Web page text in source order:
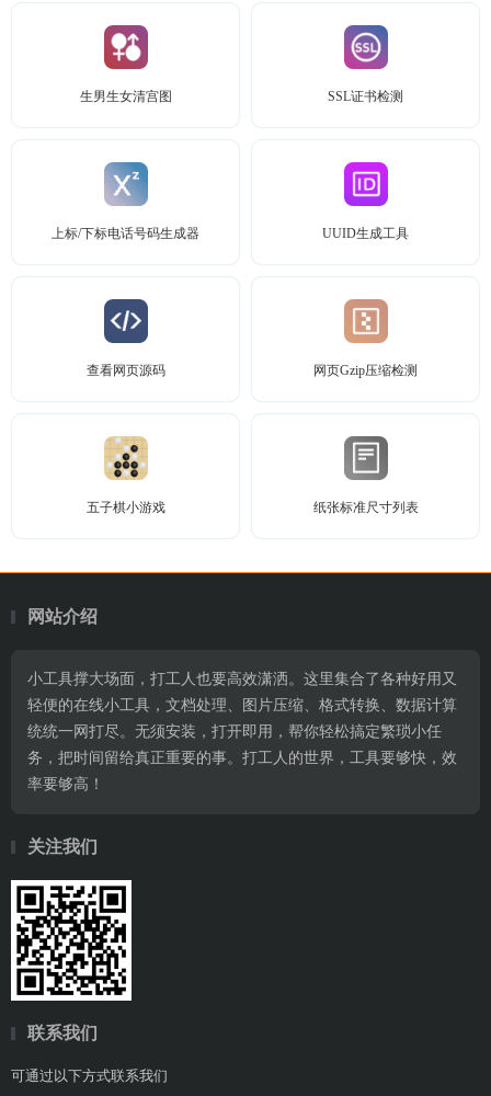
生男生女清宫图 SSL证书检测
上标/下标电话号码生成器 UUID生成工具
查看网页源码 网页Gzip压缩检测
五子棋小游戏 纸张标准尺寸列表
网站介绍
小工具撑大场面，打工人也要高效潇洒。这里集合了各种好用又
轻便的在线小工具，文档处理、图片压缩、格式转换、数据计算
统统一网打尽。无须安装，打开即用，帮你轻松搞定繁琐小任
务，把时间留给真正重要的事。打工人的世界，工具要够快，效
率要够高！
关注我们
联系我们
可通过以下方式联系我们